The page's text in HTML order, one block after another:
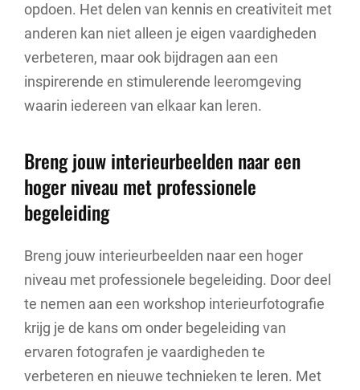
opdoen. Het delen van kennis en creativiteit met
anderen kan niet alleen je eigen vaardigheden
verbeteren, maar ook bijdragen aan een
inspirerende en stimulerende leeromgeving
waarin iedereen van elkaar kan leren.
Breng jouw interieurbeelden naar een
hoger niveau met professionele
begeleiding
Breng jouw interieurbeelden naar een hoger
niveau met professionele begeleiding. Door deel
te nemen aan een workshop interieurfotografie
krijg je de kans om onder begeleiding van
ervaren fotografen je vaardigheden te
verbeteren en nieuwe technieken te leren. Met